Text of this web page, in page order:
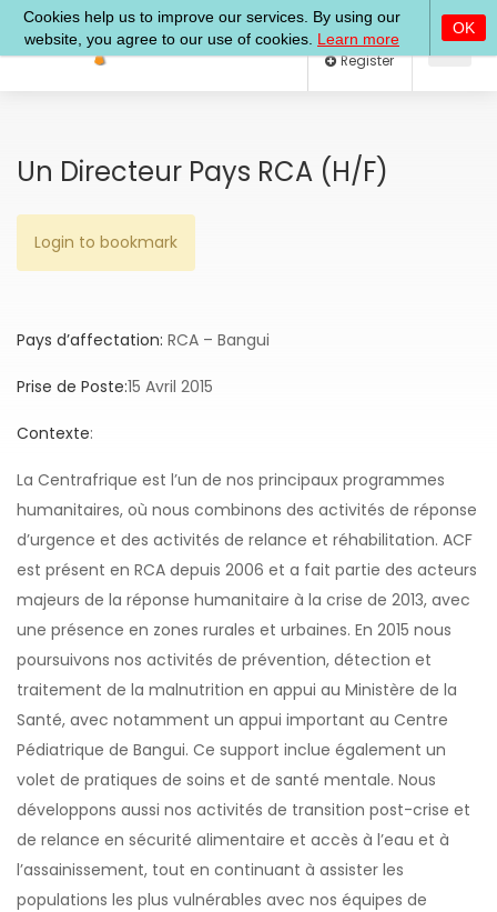
Log In
Un Directeur Pays RCA (h/f)
Login to bookmark
Pays d’affectation: RCA – Bangui
Prise de Poste:15 Avril 2015
Contexte:
La Centrafrique est l’un de nos principaux programmes
humanitaires, où nous combinons des activités de réponse
d’urgence et des activités de relance et réhabilitation. ACF
est présent en RCA depuis 2006 et a fait partie des acteurs
majeurs de la réponse humanitaire à la crise de 2013, avec
une présence en zones rurales et urbaines. En 2015 nous
poursuivons nos activités de prévention, détection et
traitement de la malnutrition en appui au Ministère de la
Santé, avec notamment un appui important au Centre
Pédiatrique de Bangui. Ce support inclue également un
volet de pratiques de soins et de santé mentale. Nous
développons aussi nos activités de transition post-crise et
de relance en sécurité alimentaire et accès à l’eau et à
l’assainissement, tout en continuant à assister les
populations les plus vulnérables avec nos équipes de